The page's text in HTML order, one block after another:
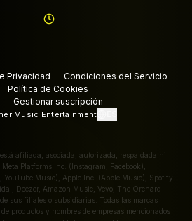
Privacidad Condiciones del Servicio
Política de Cookies
Gestionar suscripción
Music Entertainment
afiliada, asociada, autorizada, respaldada ni
Platforms Inc. (Instagram, Facebook),
YouTube Music), Apple Inc. (Apple Music), Spotify
Deezer, Amazon Music, Vevo, The Orchard
sus filiales o subsidiarias. Todas las marcas
productos y nombres de empresas mencionados